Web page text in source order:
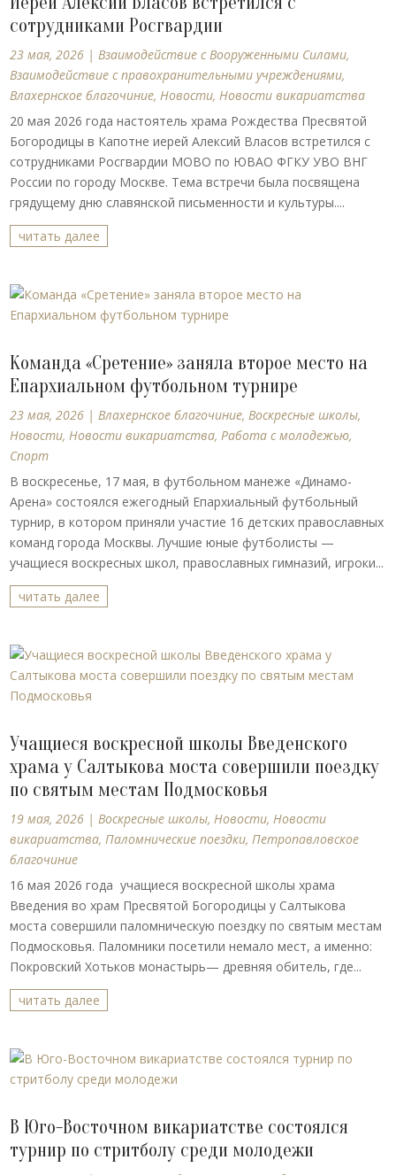
сотрудниками Росгвардии
23 мая, 2026 |Взаимодействие с Вооруженными Силами,
Взаимодействие с правохранительными учреждениями,
Влахернское благочиние,Новости,Новости викариатства
20 мая 2026 года настоятель храма Рождества Пресвятой
Богородицы в Капотне иерей Алексий Власов встретился с
сотрудниками Росгвардии МОВО по ЮВАО ФГКУ УВО ВНГ
России по городу Москве. Тема встречи была посвящена
грядущему дню славянской письменности и культуры....
читать далее
Команда «Сретение» заняла второе место на
Епархиальном футбольном турнире
23 мая, 2026 |Влахернское благочиние,Воскресные школы,
Новости,Новости викариатства,Работа с молодежью,
Спорт
В воскресенье, 17 мая, в футбольном манеже «Динамо-
Арена» состоялся ежегодный Епархиальный футбольный
турнир, в котором приняли участие 16 детских православных
команд города Москвы. Лучшие юные футболисты —
учащиеся воскресных школ, православных гимназий, игроки...
читать далее
Учащиеся воскресной школы Введенского
храма у Салтыкова моста совершили поездку
по святым местам Подмосковья
19 мая, 2026 |Воскресные школы,Новости,Новости
викариатства,Паломнические поездки,Петропавловское
благочиние
16 мая 2026 года учащиеся воскресной школы храма
Введения во храм Пресвятой Богородицы у Салтыкова
моста совершили паломническую поездку по святым местам
Подмосковья. Паломники посетили немало мест, а именно:
Покровский Хотьков монастырь— древняя обитель, где...
читать далее
В Юго-Восточном викариатстве состоялся
турнир по стритболу среди молодежи